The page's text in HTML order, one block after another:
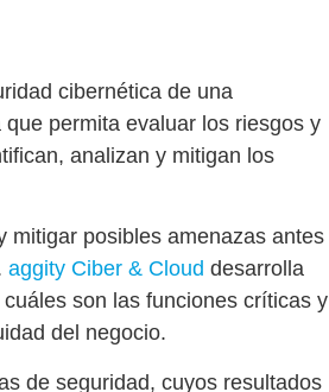
cibernética de una
permita evaluar los riesgos y
analizan y mitigan los
mitigar posibles amenazas antes
aggity Ciber & Cloud desarrolla
son las funciones críticas y
del negocio.
de seguridad, cuyos resultados